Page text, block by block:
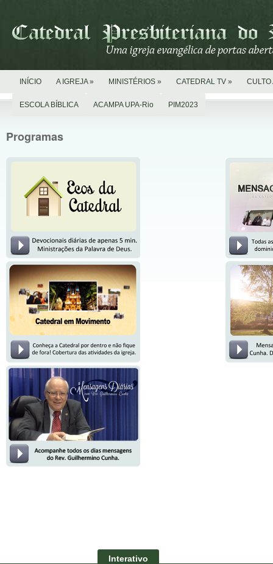
INÍCIO A IGREJA» MINISTÉRIOS » CATEDRAL TV » CULTO
ESCOLA BÍBLICA ACAMPA UPA-Rio PIM2023
Programas
Interativo